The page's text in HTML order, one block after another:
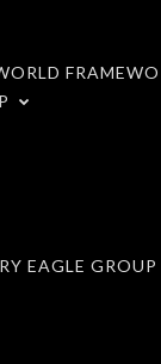
EAGLE GROUP